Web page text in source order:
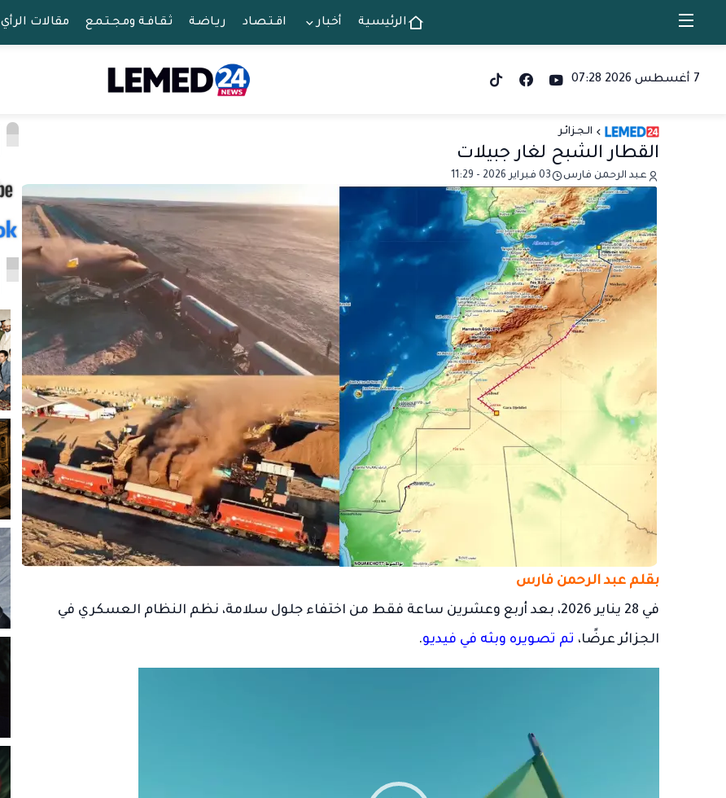
الرئيسية أخبار اقـتـصـاد ريـاضـة ثـقـافـة ومـجـتـمـع مقالات الرأي
7 أغسطس 2026 07:28
الـجـزائـر
القطار الشبح لغار جبيلات
عبد الرحمن فارس 03 فبراير 2026 - 11:29
بقلم عبد الرحمن فارس
في 28 يناير 2026، بعد أربع وعشرين ساعة فقط من اختفاء جلول سلامة، نظم النظام العسكري في
الجزائر عرضًا، تم تصويره وبثه في فيديو.